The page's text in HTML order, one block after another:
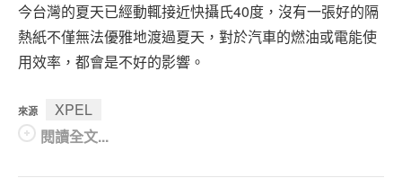
今台灣的夏天已經動輒接近快攝氏40度，沒有一張好的隔
熱紙不僅無法優雅地渡過夏天，對於汽車的燃油或電能使
用效率，都會是不好的影響。
來源
XPEL
閱讀全文...